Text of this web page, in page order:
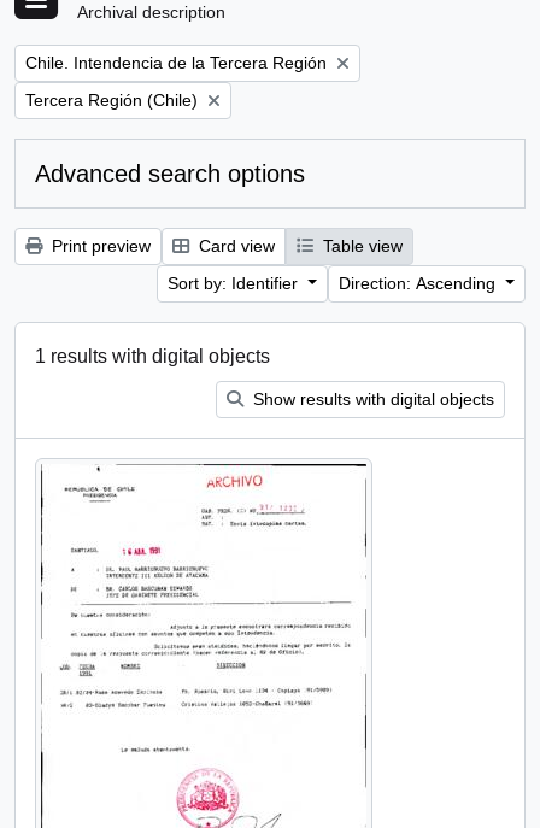
Archival description
Remove filter:
Chile. Intendencia de la Tercera Región
Remove filter:
Tercera Región (Chile)
Advanced search options
Print preview Card view
Table view
Sort by: Identifier
Direction: Ascending
1 results with digital objects
Show results with digital objects